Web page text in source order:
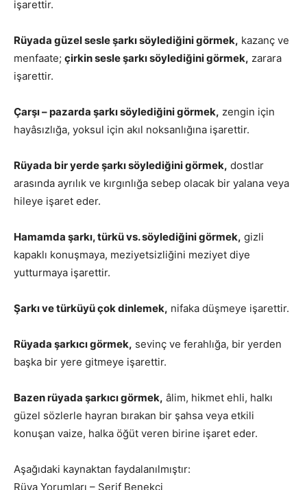
işarettir.
Rüyada güzel sesle şarkı söylediğini görmek, kazanç ve
menfaate; çirkin sesle şarkı söylediğini görmek, zarara
işarettir.
Çarşı – pazarda şarkı söylediğini görmek, zengin için
hayâsızlığa, yoksul için akıl noksanlığına işarettir.
Rüyada bir yerde şarkı söylediğini görmek, dostlar
arasında ayrılık ve kırgınlığa sebep olacak bir yalana veya
hileye işaret eder.
Hamamda şarkı, türkü vs. söylediğini görmek, gizli
kapaklı konuşmaya, meziyetsizliğini meziyet diye
yutturmaya işarettir.
Şarkı ve türküyü çok dinlemek, nifaka düşmeye işarettir.
Rüyada şarkıcı görmek, sevinç ve ferahlığa, bir yerden
başka bir yere gitmeye işarettir.
Bazen rüyada şarkıcı görmek, âlim, hikmet ehli, halkı
güzel sözlerle hayran bırakan bir şahsa veya etkili
konuşan vaize, halka öğüt veren birine işaret eder.
Aşağıdaki kaynaktan faydalanılmıştır:
Rüya Yorumları – Şerif Benekçi